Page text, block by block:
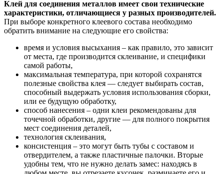
Клей для соединения металлов имеет свои технические
характеристики, отличающиеся у разных производителей.
При выборе конкретного клеевого состава необходимо
обратить внимание на следующие его свойства:
время и условия высыхания – как правило, это зависит
от места, где производится склеивание, и специфики
самой работы,
максимальная температура, при которой сохранятся
полезные свойства клея — следует выбирать состав,
способный выдержать условия использования сборки,
или ее будущую обработку,
способ нанесения – одни клеи рекомендованы для
точечной обработки, другие — для полного покрытия
мест соединения деталей,
технология склеивания,
консистенция – это могут быть тубы с составом и
отвердителем, а также пластичные палочки. Вторые
удобны тем, что не нужно делать замес: находясь в